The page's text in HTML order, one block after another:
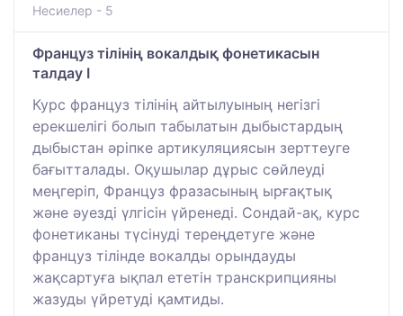
Несиелер - 5
Француз тілінің вокалдық фонетикасын
талдау І
Курс француз тілінің айтылуының негізгі
ерекшелігі болып табылатын дыбыстардың
дыбыстан әріпке артикуляциясын зерттеуге
бағытталады. Оқушылар дұрыс сөйлеуді
меңгеріп, Француз фразасының ырғақтық
және әуезді үлгісін үйренеді. Сондай-ақ, курс
фонетиканы түсінуді тереңдетуге және
француз тілінде вокалды орындауды
жақсартуға ықпал ететін транскрипцияны
жазуды үйретуді қамтиды.